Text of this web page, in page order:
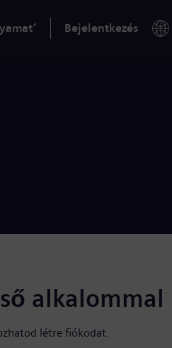
Bejelentkezés
alkalommal
létre fiókodat.